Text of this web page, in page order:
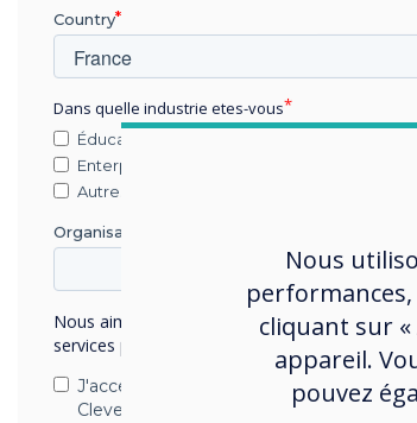
Nous
cliquant sur
appareil.
pouvez
Country
Dans quelle industrie etes-vous
Éducation
Enterprise
Autres
Organisation Name
Nous aimerions vous contacter au sujet de
services par e-mail, téléphone ou courrier.
J'accepte de recevoir des
Clevertouch.